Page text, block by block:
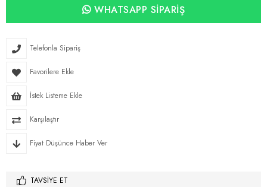
WHATSAPP SIPARIŞ
Telefonla Sipariş
Favorilere Ekle
İstek Listeme Ekle
Karşılaştır
Fiyat Düşünce Haber Ver
TAVSIYE ET